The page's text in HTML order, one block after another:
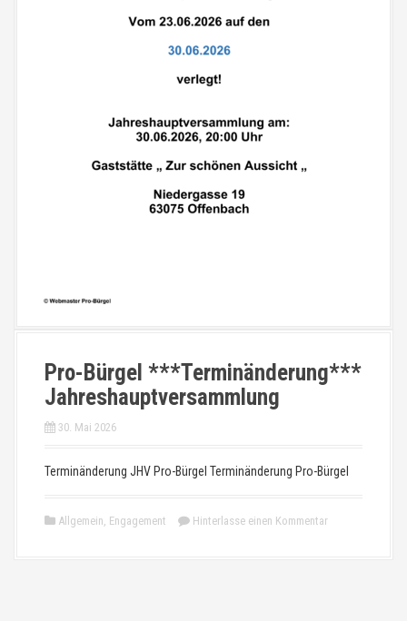
Pro-Bürgel ***Terminänderung***
Jahreshauptversammlung
30. Mai 2026
Terminänderung JHV Pro-Bürgel Terminänderung Pro-Bürgel
Allgemein, Engagement Hinterlasse einen Kommentar